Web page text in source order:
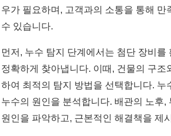
우가 필요하며, 고객과의 소통을 통해 만
수 있습니다.
먼저, 누수 탐지 단계에서는 첨단 장비를
정확하게 찾아냅니다. 이때, 건물의 구조
하여 최적의 탐지 방법을 선택합니다. 누
누수의 원인을 분석합니다. 배관의 노후,
원인을 파악하고, 근본적인 해결책을 제